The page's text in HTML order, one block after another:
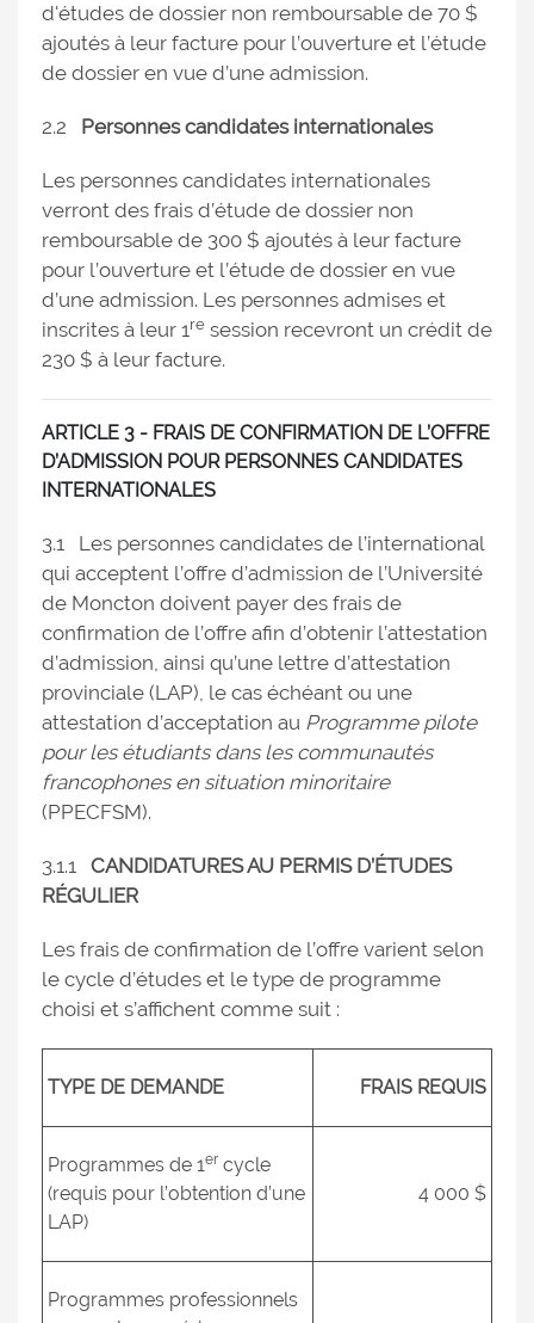
d'études de dossier non remboursable de 70 $
ajoutés à leur facture pour l’ouverture et l’étude
de dossier en vue d’une admission.
2.2 Personnes candidates internationales
Les personnes candidates internationales
verront des frais d’étude de dossier non
remboursable de 300 $ ajoutés à leur facture
pour l’ouverture et l’étude de dossier en vue
d’une admission. Les personnes admises et
inscrites à leur 1re session recevront un crédit de
230 $ à leur facture.
ARTICLE 3 - FRAIS DE CONFIRMATION DE L’OFFRE
D’ADMISSION POUR PERSONNES CANDIDATES
INTERNATIONALES
3.1 Les personnes candidates de l’international
qui acceptent l’offre d’admission de l’Université
de Moncton doivent payer des frais de
confirmation de l’offre afin d’obtenir l’attestation
d’admission, ainsi qu’une lettre d’attestation
provinciale (LAP), le cas échéant ou une
attestation d’acceptation au Programme pilote
pour les étudiants dans les communautés
francophones en situation minoritaire
(PPECFSM).
3.1.1 CANDIDATURES AU PERMIS D’ÉTUDES
RÉGULIER
Les frais de confirmation de l’offre varient selon
le cycle d’études et le type de programme
choisi et s’affichent comme suit :
TYPE DE DEMANDE FRAIS REQUIS
Programmes de 1er cycle
(requis pour l’obtention d’une
LAP)
4 000 $
Programmes professionnels